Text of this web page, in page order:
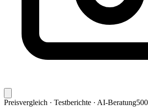
Preisvergleich · Testberichte · AI-Beratung